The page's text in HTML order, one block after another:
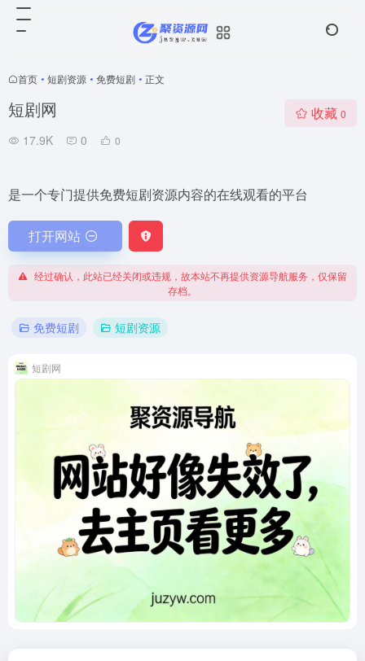
首页 • 短剧资源 • 免费短剧 • 正文
短剧网
17.9K 0 0
收藏 0
是一个专门提供免费短剧资源内容的在线观看的平台
打开网站
经过确认，此站已经关闭或违规，故本站不再提供资源导航服务，仅保留
存档。
免费短剧 短剧资源
短剧网